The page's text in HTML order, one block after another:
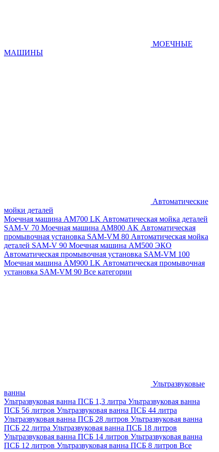
МОЕЧНЫЕ
МАШИНЫ
Автоматические
мойки деталей
Моечная машина AM700 LK Автоматическая мойка деталей
SAM-V 70 Моечная машина АМ800 AK Автоматическая
промывочная установка SAM-VM 80 Автоматическая мойка
деталей SAM-V 90 Моечная машина АМ500 ЭКО
Автоматическая промывочная установка SAM-VM 100
Моечная машина AM900 LK Автоматическая промывочная
установка SAM-VM 90 Все категории
Ультразвуковые
ванны
Ультразвуковая ванна ПСБ 1,3 литра Ультразвуковая ванна
ПСБ 56 литров Ультразвуковая ванна ПСБ 44 литра
Ультразвуковая ванна ПСБ 28 литров Ультразвуковая ванна
ПСБ 22 литра Ультразвуковая ванна ПСБ 18 литров
Ультразвуковая ванна ПСБ 14 литров Ультразвуковая ванна
ПСБ 12 литров Ультразвуковая ванна ПСБ 8 литров Все